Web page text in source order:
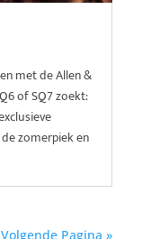
met de Allen &
of SQ7 zoekt:
zomerpiek en
Volgende Pagina »